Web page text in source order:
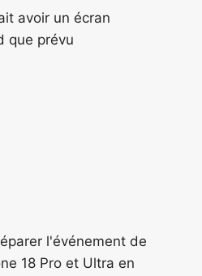
avoir un écran
que prévu
l'événement de
18 Pro et Ultra en